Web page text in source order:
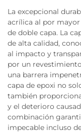
La excepcional
acrílica al por
de doble capa. La
de alta calidad,
al impacto y
por un
una barrera
capa de epoxi no
también
y el deterioro
combinación
impecable incluso